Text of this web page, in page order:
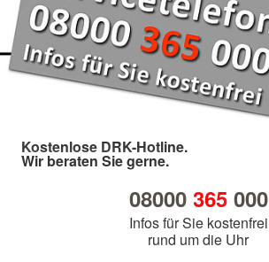
Kostenlose DRK-Hotline.
Wir beraten Sie gerne.
08000 365000
Infos für Sie kostenfrei
rund um die Uhr